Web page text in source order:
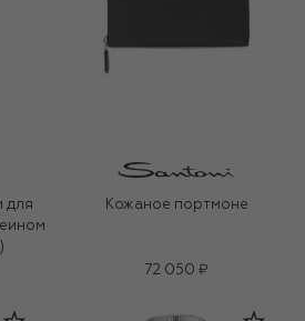
для
Кожаное портмоне
72 050 ₽